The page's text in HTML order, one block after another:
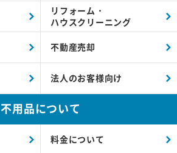
リフォーム・
ハウスクリーニング
不動産売却
法人のお客様向け
不用品について
料金について